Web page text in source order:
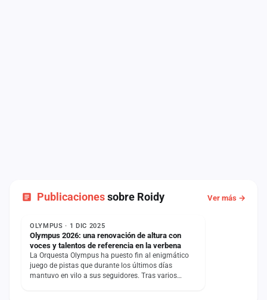
Publicacionessobre Roidy Ver más →
NOTICIA
OLYMPUS · 1 DIC 2025
Olympus 2026: una renovación de altura con
voces y talentos de referencia en la verbena
La Orquesta Olympus ha puesto fin al enigmático
juego de pistas que durante los últimos días
mantuvo en vilo a sus seguidores. Tras varios